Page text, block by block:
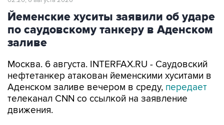
Йеменские хуситы заявили об ударе
по саудовскому танкеру в Аденском
заливе
Москва. 6 августа. INTERFAX.RU - Саудовский
нефтетанкер атакован йеменскими хуситами в
Аденском заливе вечером в среду, передает
телеканал CNN со ссылкой на заявление
движения.